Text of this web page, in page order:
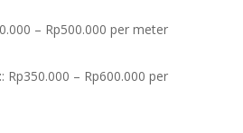
– Rp500.000 per meter
: Rp350.000 – Rp600.000 per